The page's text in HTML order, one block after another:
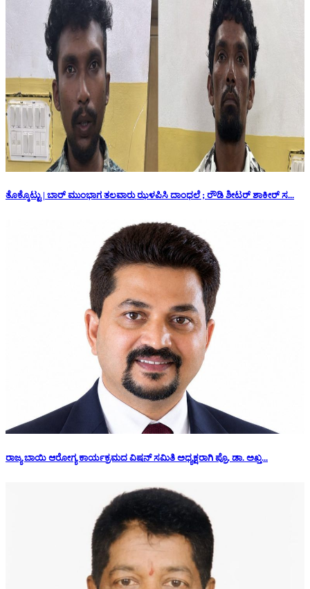
ತೊಕ್ಕೊಟ್ಟು | ಬಾರ್ ಮುಂಭಾಗ ತಲವಾರು ಝಳಪಿಸಿ ದಾಂಧಲೆ ; ರೌಡಿ ಶೀಟರ್ ಶಾಕೀರ್ ಸ...
ರಾಜ್ಯ ಬಾಯಿ ಆರೋಗ್ಯ ಕಾರ್ಯಕ್ರಮದ ವಿಷನ್ ಸಮಿತಿ ಅಧ್ಯಕ್ಷರಾಗಿ ಪ್ರೊ. ಡಾ. ಅಖ್ತ...